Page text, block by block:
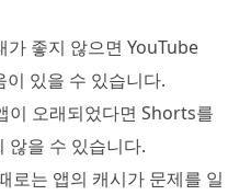
가 좋지 않으면 YouTube
있을 수 있습니다.
이 오래되었다면 Shorts를
않을 수 있습니다.
로는 앱의 캐시가 문제를 일